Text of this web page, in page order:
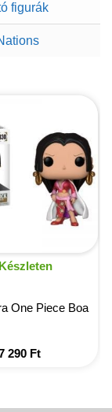
figurák
Készleten
One Piece Boa
290 Ft